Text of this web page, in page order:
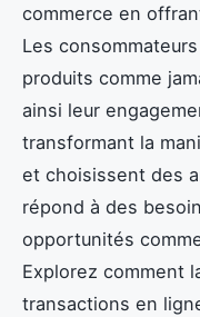
commerce en
Les
produits comme
ainsi leur
transformant la
et choisissent des
répond à des
opportunités
Explorez comment
transactions en